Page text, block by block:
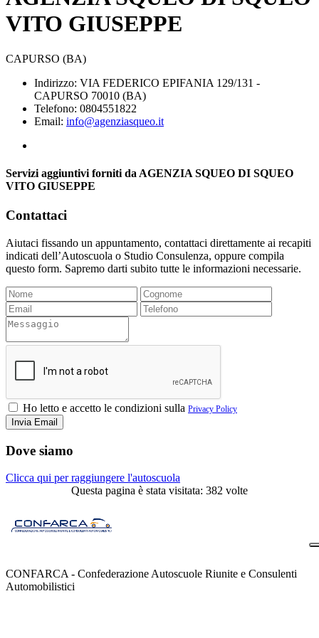
VITO GIUSEPPE
CAPURSO (BA)
Indirizzo: VIA FEDERICO EPIFANIA 129/131 -
CAPURSO 70010 (BA)
Telefono: 0804551822
Email: info@agenziasqueo.it
Servizi aggiuntivi forniti da AGENZIA SQUEO DI SQUEO
VITO GIUSEPPE
Contattaci
Aiutaci fissando un appuntamento, contattaci direttamente ai recapiti
indicati dell’Autoscuola o Studio Consulenza, oppure compila
questo form. Sapremo darti subito tutte le informazioni necessarie.
Ho letto e accetto le condizioni sulla Privacy Policy
Dove siamo
Clicca qui per raggiungere l'autoscuola
Questa pagina è stata visitata: 382 volte
CONFARCA - Confederazione Autoscuole Riunite e Consulenti
Automobilistici